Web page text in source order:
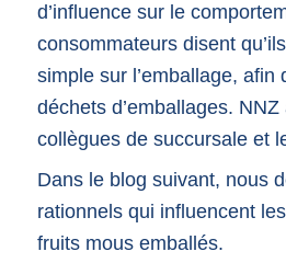
d’influence sur le
consommateurs disent
simple sur l’emballage,
déchets d’emballages.
collègues de succursale et
Dans le blog suivant, nous
rationnels qui influencent
fruits mous emballés.